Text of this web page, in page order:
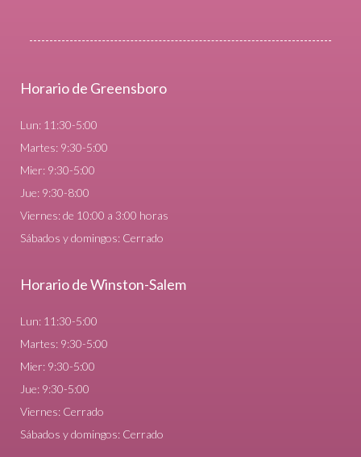
Horario de Greensboro
Lun: 11:30-5:00
Martes: 9:30-5:00
Mier: 9:30-5:00
Jue: 9:30-8:00
Viernes: de 10:00 a 3:00 horas
Sábados y domingos: Cerrado
Horario de Winston-Salem
Lun: 11:30-5:00
Martes: 9:30-5:00
Mier: 9:30-5:00
Jue: 9:30-5:00
Viernes: Cerrado
Sábados y domingos: Cerrado